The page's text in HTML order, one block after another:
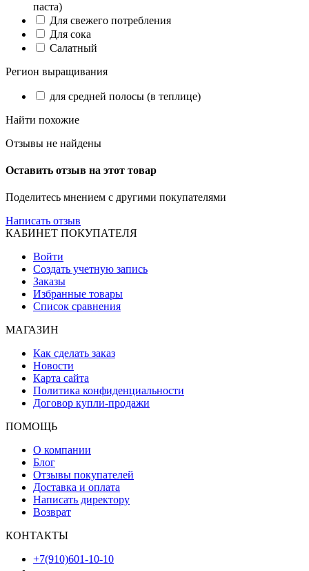
паста)
Для свежего потребления
Для сока
Салатный
Регион выращивания
для средней полосы (в теплице)
Найти похожие
Отзывы не найдены
Оставить отзыв на этот товар
Поделитесь мнением с другими покупателями
Написать отзыв
КАБИНЕТ ПОКУПАТЕЛЯ
Войти
Создать учетную запись
Заказы
Избранные товары
Список сравнения
МАГАЗИН
Как сделать заказ
Новости
Карта сайта
Политика конфиденциальности
Договор купли-продажи
ПОМОЩЬ
О компании
Блог
Отзывы покупателей
Доставка и оплата
Написать директору
Возврат
КОНТАКТЫ
+7(910)601-10-10